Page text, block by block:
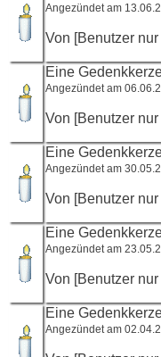
Angezündet am
Von [Benutzer
Eine
Angezündet am
Von [Benutzer
Eine
Angezündet am
Von [Benutzer
Eine
Angezündet am
Von [Benutzer
Eine
Angezündet am